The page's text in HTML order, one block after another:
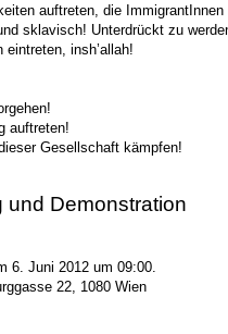
auftreten, die
sklavisch! Unterdrückt zu
insh’allah!
auftreten!
Gesellschaft kämpfen!
und Demonstration
6. Juni 2012 um 09:00.
22, 1080 Wien